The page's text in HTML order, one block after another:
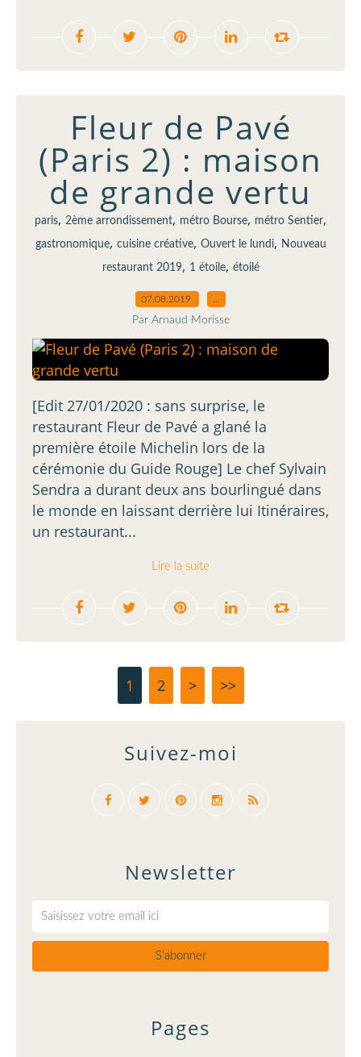
Fleur de Pavé
(Paris 2) : maison
de grande vertu
paris, 2ème arrondissement, métro Bourse, métro Sentier,
gastronomique, cuisine créative, Ouvert le lundi, Nouveau
restaurant 2019, 1 étoile, étoilé
07.08.2019
Par Arnaud Morisse
[Edit 27/01/2020 : sans surprise, le
restaurant Fleur de Pavé a glané la
première étoile Michelin lors de la
cérémonie du Guide Rouge] Le chef Sylvain
Sendra a durant deux ans bourlingué dans
le monde en laissant derrière lui Itinéraires,
un restaurant...
Lire la suite
1 2 > >>
Newsletter
Pages
Suivez-moi